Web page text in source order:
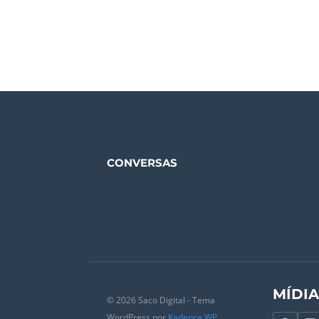
CONVERSAS
© 2026 Saco Digital - Tema